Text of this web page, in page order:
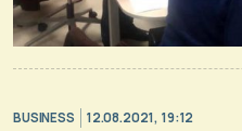
BUSINESS 12.08.2021, 19:12